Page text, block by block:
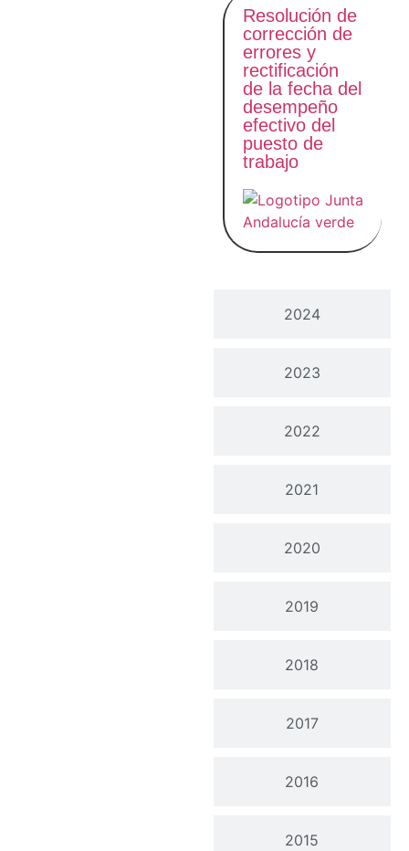
2024
2023
2022
2021
2020
2019
2018
2017
2016
2015
Resolución de
corrección de
errores y
rectificación
de la fecha del
desempeño
efectivo del
puesto de
trabajo